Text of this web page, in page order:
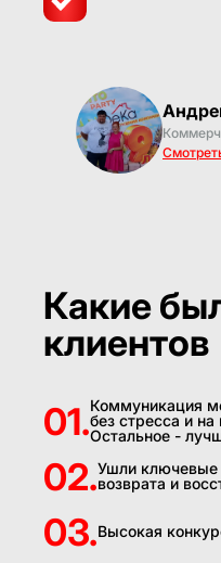
Какие
клиентов
01.Коммуникация
без стресса и
Остальное -
02.Ушли ключевые
возврата и
03.Высокая